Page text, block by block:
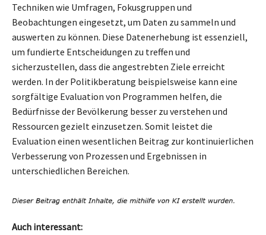
Techniken wie Umfragen, Fokusgruppen und
Beobachtungen eingesetzt, um Daten zu sammeln und
auswerten zu können. Diese Datenerhebung ist essenziell,
um fundierte Entscheidungen zu treffen und
sicherzustellen, dass die angestrebten Ziele erreicht
werden. In der Politikberatung beispielsweise kann eine
sorgfältige Evaluation von Programmen helfen, die
Bedürfnisse der Bevölkerung besser zu verstehen und
Ressourcen gezielt einzusetzen. Somit leistet die
Evaluation einen wesentlichen Beitrag zur kontinuierlichen
Verbesserung von Prozessen und Ergebnissen in
unterschiedlichen Bereichen.
Auch interessant: